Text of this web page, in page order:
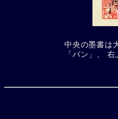
中央の墨書は
「バン」、